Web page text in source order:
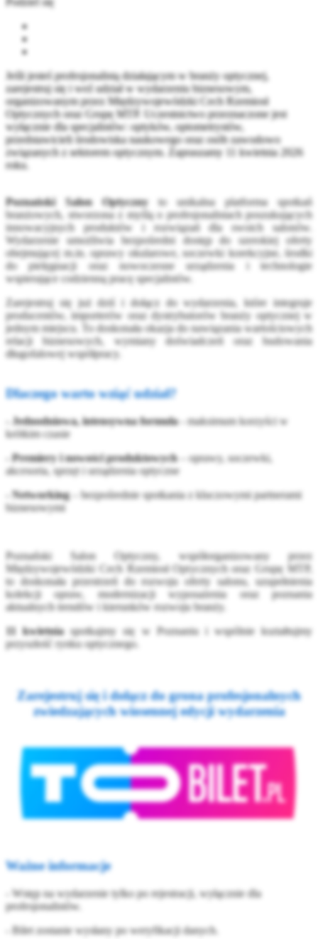
Jeśli jesteś profesjonalistą działającym w branży optycznej,
zarejestruj się i weź udział w wydarzeniu biznesowym,
organizowanym przez Międzywojewódzki Cech Rzemiosł
Optycznych oraz Grupę MTP. Uczestnictwo przeznaczone jest
wyłącznie dla specjalistów: optyków, optometrystów,
przedstawicieli środowiska naukowego oraz osób zawodowo
związanych z sektorem optycznym. Zapraszamy 11 kwietnia 2026
roku.
Poznański Salon Optyczny to unikalna platforma spotkań
branżowych, stworzona z myślą o profesjonalistach poszukujących
innowacyjnych produktów i rozwiązań dla swoich salonów.
Wydarzenie umożliwia bezpośredni dostęp do szerokiej oferty
obejmującej m.in. oprawy okularowe, soczewki korekcyjne, środki
do pielęgnacji oraz nowoczesne urządzenia i technologie
wspierające codzienną pracę specjalistów.
Zarejestruj się już dziś i dołącz do wydarzenia, które integruje
producentów, importerów oraz dystrybutorów branży optycznej w
jednym miejscu. To doskonała okazja do nawiązania wartościowych
relacji biznesowych, wymiany doświadczeń oraz budowania
długofalowej współpracy.
Dlaczego warto wziąć udział?
- Jednodniowa, intensywna formuła- maksimum korzyści w
krótkim czasie
- Premiery i nowości produktowych– oprawy, soczewki,
akcesoria, sprzęt i urządzenia optyczne
- Networking– bezpośrednie spotkania z kluczowymi partnerami
biznesowymi
Poznański Salon Optyczny, współorganizowany przez
Międzywojewódzki Cech Rzemiosł Optycznych oraz Grupę MTP,
to doskonała przestrzeń do rozwoju oferty salonu, uzupełnienia
kolekcji opraw, modernizacji wyposażenia oraz poznania
aktualnych trendów i kierunków rozwoju branży.
11 kwietniaspotkajmy się w Poznaniu i wspólnie kształtujmy
przyszłość rynku optycznego.
Zarejestruj się i dołącz do grona profesjonalnych
zwiedzających wiosennej edycji wydarzenia
Ważne informacje
- Wstęp na wydarzenie tylko po rejestracji, wyłącznie dla
profesjonalistów.
- Bilet zostanie wysłany po weryfikacji danych.